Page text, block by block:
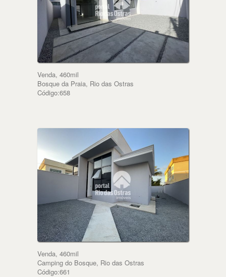
Venda, 460mil
Bosque da Praia, Rio das Ostras
Código:658
Venda, 460mil
Camping do Bosque, Rio das Ostras
Código:661